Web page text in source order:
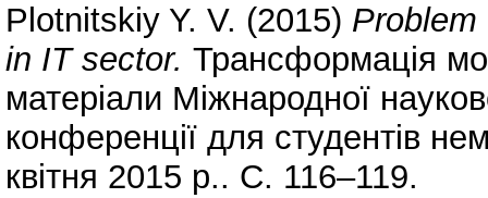
Plotnitskiy Y. V. (2015)
in IT sector. Трансформація
матеріали Міжнародної
конференції для студентів
квітня 2015 р.. С. 116–119.